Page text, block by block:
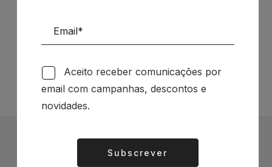
Siga-nos nas Redes Sociais
Subscrever Newsletter
Aceito receber comunicações por
email com campanhas, descontos e
novidades.
Subscrever